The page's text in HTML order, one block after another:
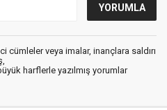
cümleler veya imalar, inançlara saldırı
harflerle yazılmış yorumlar